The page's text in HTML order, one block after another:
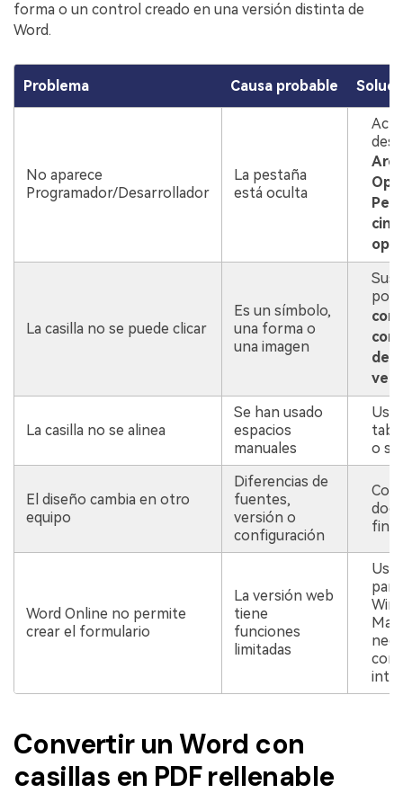
forma o un control creado en una versión distinta de
Word.
Problema Causa probable
No aparece
Programador/Desarrollador
La pestaña
está oculta
La casilla no se puede clicar
Es un símbolo,
una forma o
una imagen
por
de
La casilla no se alinea
Se han usado
espacios
manuales
Usa
o
El diseño cambia en otro
equipo
Diferencias de
fuentes,
versión o
configuración
final
Word Online no permite
crear el formulario
La versión web
tiene
funciones
limitadas
Usa
para
Mac
Convertir un Word con
casillas en PDF rellenable